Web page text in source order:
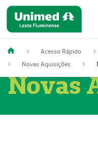
Acesso Rápido
Novas Aquisições
Novas